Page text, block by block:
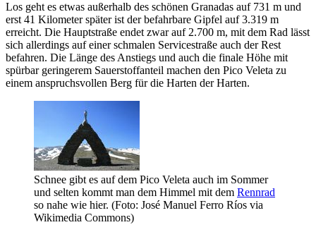
Los geht es etwas außerhalb des schönen Granadas auf 731 m und
erst 41 Kilometer später ist der befahrbare Gipfel auf 3.319 m
erreicht. Die Hauptstraße endet zwar auf 2.700 m, mit dem Rad lässt
sich allerdings auf einer schmalen Servicestraße auch der Rest
befahren. Die Länge des Anstiegs und auch die finale Höhe mit
spürbar geringerem Sauerstoffanteil machen den Pico Veleta zu
einem anspruchsvollen Berg für die Harten der Harten.
Schnee gibt es auf dem Pico Veleta auch im Sommer
und selten kommt man dem Himmel mit dem Rennrad
so nahe wie hier. (Foto: José Manuel Ferro Ríos via
Wikimedia Commons)